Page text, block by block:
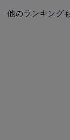
他のランキング